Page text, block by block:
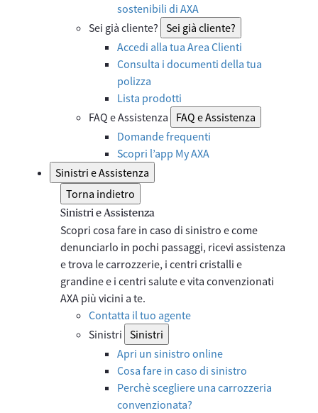
sostenibili di AXA
Sei già cliente? Sei già cliente?
Accedi alla tua Area Clienti
Consulta i documenti della tua
polizza
Lista prodotti
FAQ e Assistenza
FAQ e Assistenza
Domande frequenti
Scopri l’app My AXA
Sinistri e Assistenza
Torna indietro
Sinistri e Assistenza
Scopri cosa fare in caso di sinistro e come
denunciarlo in pochi passaggi, ricevi assistenza
e trova le carrozzerie, i centri cristalli e
grandine e i centri salute e vita convenzionati
AXA più vicini a te.
Contatta il tuo agente
Sinistri Sinistri
Apri un sinistro online
Cosa fare in caso di sinistro
Perchè scegliere una carrozzeria
convenzionata?